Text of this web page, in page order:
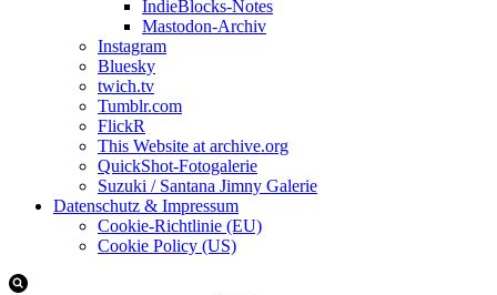
IndieBlocks-Notes
Mastodon-Archiv
Instagram
Bluesky
twich.tv
Tumblr.com
FlickR
This Website at archive.org
QuickShot-Fotogalerie
Suzuki / Santana Jimny Galerie
Datenschutz & Impressum
Cookie-Richtlinie (EU)
Cookie Policy (US)